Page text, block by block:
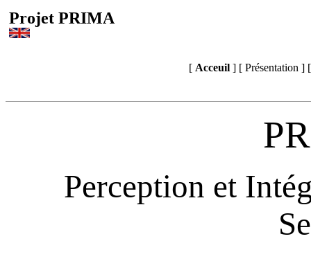
Projet PRIMA
[ Acceuil ] [ Présentation ]
Perception et